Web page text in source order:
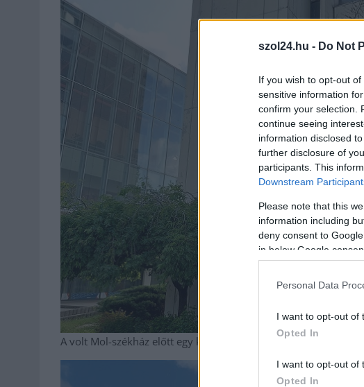
szol24.hu - Do Not
If you wish to opt-out
sensitive information
confirm your selection.
continue seeing
information disclosed
further disclosure of
participants. This
Downstream
Please note that this
information including
deny consent to
in below Google
Personal Data
I want to opt-out of
Opted In
I want to opt-out of
Opted In
A volt Mol-székház előtt egy kiszáradt fa, talán megérett a